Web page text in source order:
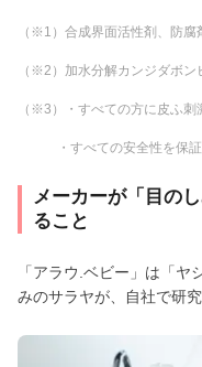
（※1）合成界面活性剤、防
（※2）加水分解カンジダボン
（※3）・すべての方に皮ふ
・すべての安全性を保証
メーカーが「目の
ること
「アラウ.ベビー」は「ヤ
みのサラヤが、自社で研